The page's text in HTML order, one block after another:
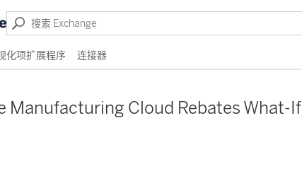
化项扩展程序 连接器
Manufacturing Cloud Rebates What-If